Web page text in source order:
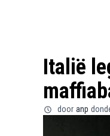
Italië
door anp